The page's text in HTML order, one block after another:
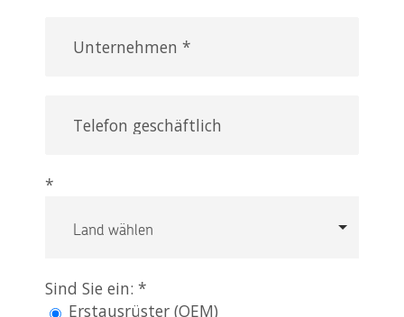
*
Sind Sie ein: *
Erstausrüster (OEM)